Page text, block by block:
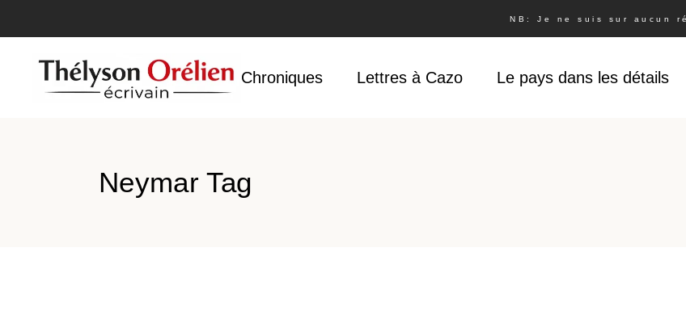
NB: Je ne suis sur aucun
Accueil Chroniques Lettres à Cazo Le pays dans les détails
Neymar Tag